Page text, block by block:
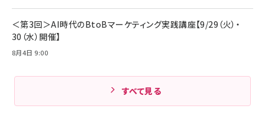
＜第3回＞AI時代のBtoBマーケティング実践講座【9/29（火）・
30（水）開催】
8月4日 9:00
すべて見る